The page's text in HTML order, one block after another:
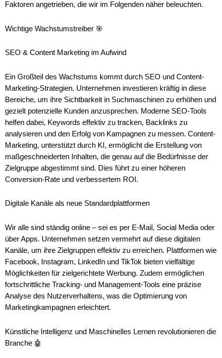
Faktoren angetrieben, die wir im Folgenden näher beleuchten.
Wichtige Wachstumstreiber 🎯
SEO & Content Marketing im Aufwind
Ein Großteil des Wachstums kommt durch SEO und Content-
Marketing-Strategien. Unternehmen investieren kräftig in diese
Bereiche, um ihre Sichtbarkeit in Suchmaschinen zu erhöhen und
gezielt potenzielle Kunden anzusprechen. Moderne SEO-Tools
helfen dabei, Keywords effektiv zu tracken, Backlinks zu
analysieren und den Erfolg von Kampagnen zu messen. Content-
Marketing, unterstützt durch KI, ermöglicht die Erstellung von
maßgeschneiderten Inhalten, die genau auf die Bedürfnisse der
Zielgruppe abgestimmt sind. Dies führt zu einer höheren
Conversion-Rate und verbessertem ROI.
Digitale Kanäle als neue Standardplattformen
Wir alle sind ständig online – sei es per E-Mail, Social Media oder
über Apps. Unternehmen setzen vermehrt auf diese digitalen
Kanäle, um ihre Zielgruppen effektiv zu erreichen. Plattformen wie
Facebook, Instagram, LinkedIn und TikTok bieten vielfältige
Möglichkeiten für zielgerichtete Werbung. Zudem ermöglichen
fortschrittliche Tracking- und Management-Tools eine präzise
Analyse des Nutzerverhaltens, was die Optimierung von
Marketingkampagnen erleichtert.
Künstliche Intelligenz und Maschinelles Lernen revolutionieren die
Branche 🤖